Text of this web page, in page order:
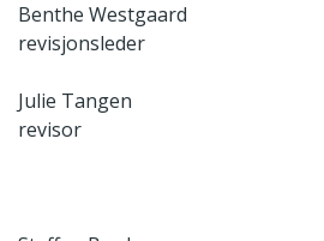
Benthe Westgaard
revisjonsleder
Julie Tangen
revisor